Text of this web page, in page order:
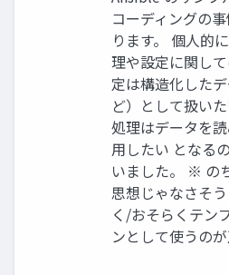
コーディングの
ります。 個人的
理や設定に関し
定は構造化した
ど）として扱い
処理はデータを
用したい となる
いました。 ※ の
思想じゃなさそ
く/おそらくテン
ンとして使うの